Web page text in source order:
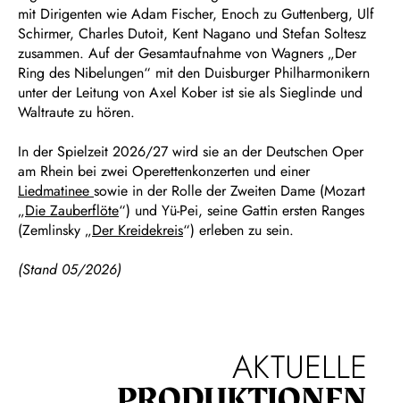
mit Dirigenten wie Adam Fischer, Enoch zu Guttenberg, Ulf
Schirmer, Charles Dutoit, Kent Nagano und Stefan Soltesz
zusammen. Auf der Gesamtaufnahme von Wagners „Der
Ring des Nibelungen“ mit den Duisburger Philharmonikern
unter der Leitung von Axel Kober ist sie als Sieglinde und
Waltraute zu hören.
In der Spielzeit 2026/27 wird sie an der Deutschen Oper
am Rhein bei zwei Operettenkonzerten und einer
Liedmatinee sowie in der Rolle der Zweiten Dame (Mozart
„Die Zauberflöte“) und Yü-Pei, seine Gattin ersten Ranges
(Zemlinsky „Der Kreidekreis“) erleben zu sein.
(Stand 05/2026)
AKTUELLE